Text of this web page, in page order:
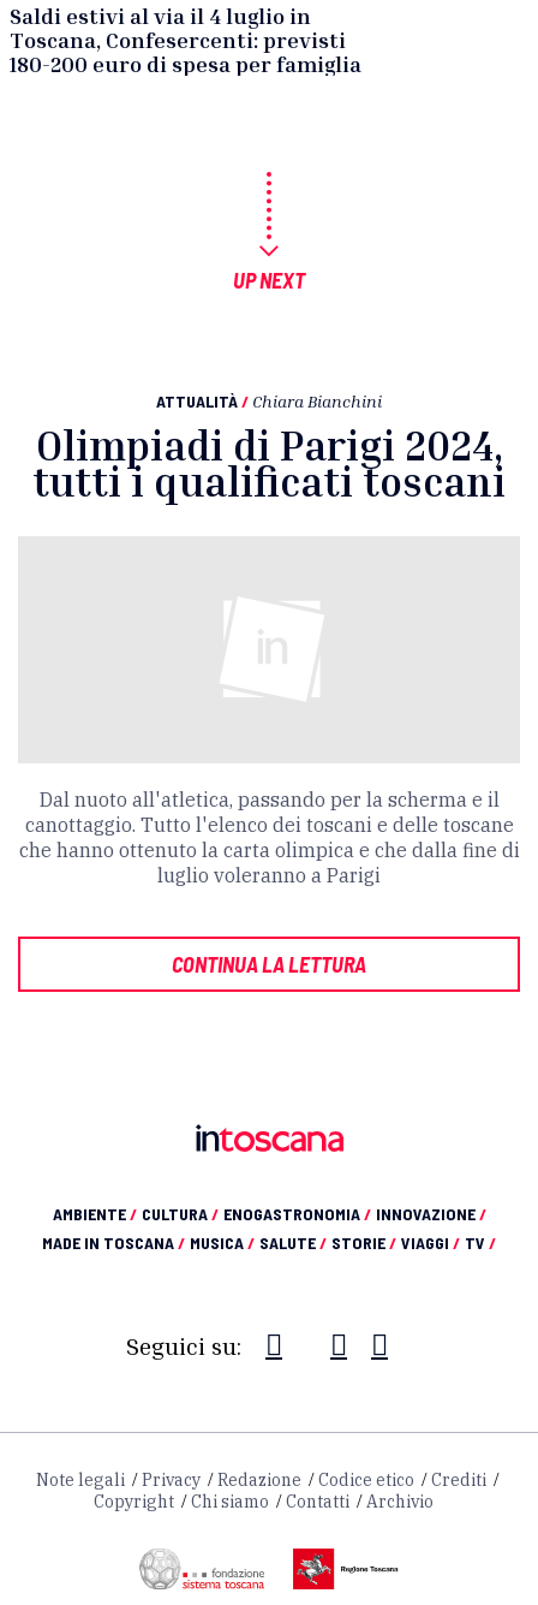
Saldi estivi al via il 4 luglio in
Toscana, Confesercenti: previsti
180-200 euro di spesa per famiglia
UP NEXT
ATTUALITÀ/ Chiara Bianchini
Olimpiadi di Parigi 2024,
tutti i qualificati toscani
Dal nuoto all'atletica, passando per la scherma e il
canottaggio. Tutto l'elenco dei toscani e delle toscane
che hanno ottenuto la carta olimpica e che dalla fine di
luglio voleranno a Parigi
CONTINUA LA LETTURA
AMBIENTE/ CULTURA/ ENOGASTRONOMIA/ INNOVAZIONE/
MADE IN TOSCANA/ MUSICA/ SALUTE/ STORIE/ VIAGGI / TV /
Seguici su:
Note legali Privacy Redazione Codice etico
Crediti
Copyright
Chi siamo Contatti Archivio